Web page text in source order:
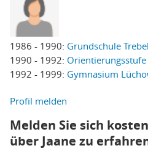
1986 - 1990: Grundschule
1990 - 1992:
1992 - 1999: Gymnasium
Profil melden
Melden Sie sich
über Jaane zu